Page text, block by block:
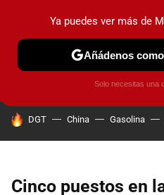
PRUEBAS COCHES
HOY SE HABLA DE
DGT China Gasolina
Cinco puestos en
Ya puedes ver más de
Añádenos
Solo necesitas una